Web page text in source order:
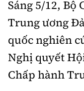
Quản lý đô thị
Đường sắt
Đăng kiểm
Đường sắt tốc độ cao
Chứng khoán
Bảo hiểm
Doanh nghiệp
Thanh tra
An ninh hình sự
Điều tra
Pháp đình
An toàn giao
Giao thông 24h
ATGT địa phương
Văn hóa giao thông
Chất lượng
Giáo dục
Văn hóa - Giải
Sáng 5/12,
Trung ương
quốc nghiên
Nghị quyết
Chấp hành